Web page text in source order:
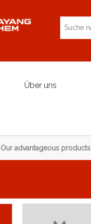
Über uns
Our advantageous products